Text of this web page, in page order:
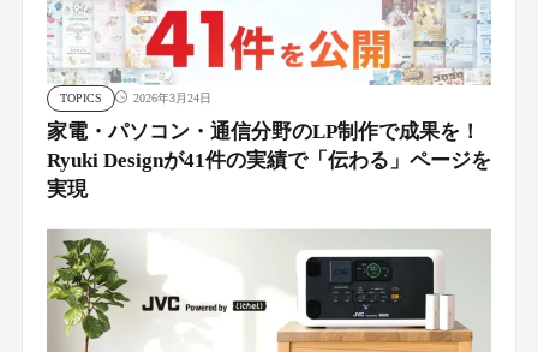
TOPICS 2026年3月24日
家電・パソコン・通信分野のLP制作で成果を！
Ryuki Designが41件の実績で「伝わる」ページを
実現